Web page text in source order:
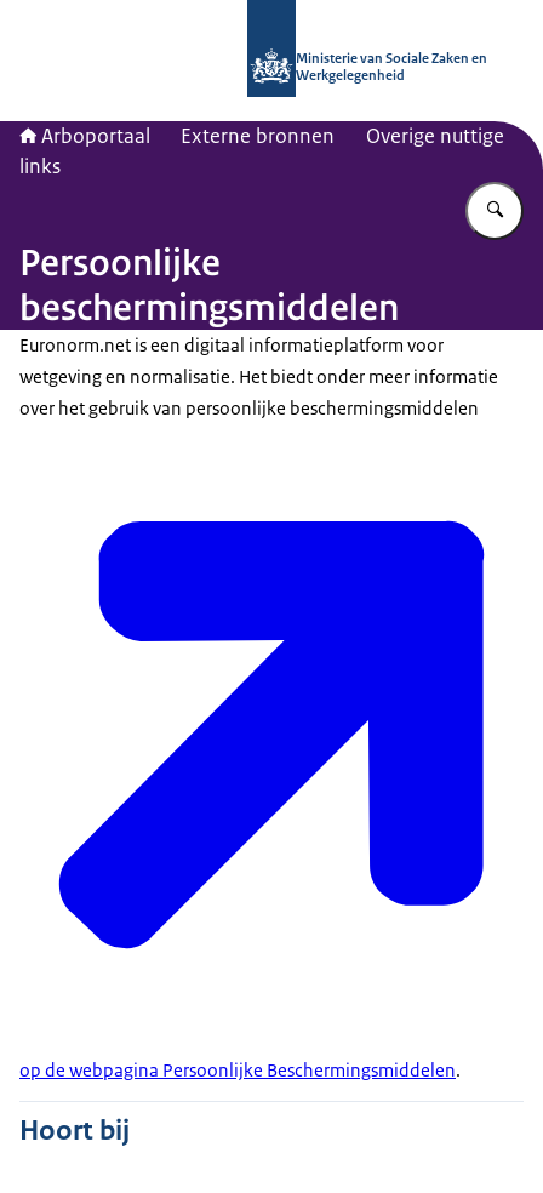
Ministerie van Sociale Zaken en
Werkgelegenheid
Arboportaal Externe bronnen
Overige nuttige
links
Persoonlijke
beschermingsmiddelen
Euronorm.net is een digitaal informatieplatform voor
wetgeving en normalisatie. Het biedt onder meer informatie
over het gebruik van persoonlijke beschermingsmiddelen
op de webpagina Persoonlijke Beschermingsmiddelen.
Hoort bij